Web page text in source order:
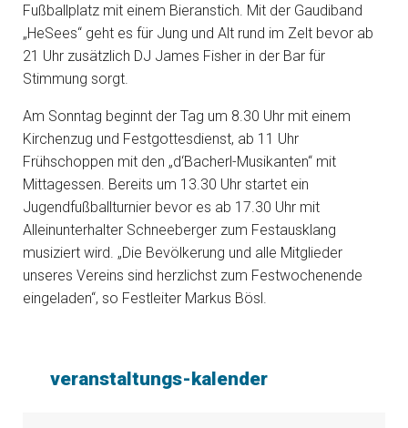
Fußballplatz mit einem Bieranstich. Mit der Gaudiband
„HeSees“ geht es für Jung und Alt rund im Zelt bevor ab
21 Uhr zusätzlich DJ James Fisher in der Bar für
Stimmung sorgt.
Am Sonntag beginnt der Tag um 8.30 Uhr mit einem
Kirchenzug und Festgottesdienst, ab 11 Uhr
Frühschoppen mit den „d‘Bacherl-Musikanten“ mit
Mittagessen. Bereits um 13.30 Uhr startet ein
Jugendfußballturnier bevor es ab 17.30 Uhr mit
Alleinunterhalter Schneeberger zum Festausklang
musiziert wird. „Die Bevölkerung und alle Mitglieder
unseres Vereins sind herzlichst zum Festwochenende
eingeladen“, so Festleiter Markus Bösl.
veranstaltungs-kalender